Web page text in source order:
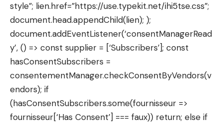
style”; lien.href=”https://use.typekit.net/ihi5tse.css”;
document.head.appendChild(lien); );
document.addEventListener(‘consentManagerRead
y’, () => const supplier = [‘Subscribers’]; const
hasConsentSubscribers =
consentementManager.checkConsentByVendors(v
endors); if
(hasConsentSubscribers.some(fournisseur =>
fournisseur[‘Has Consent’] === faux)) return; else if